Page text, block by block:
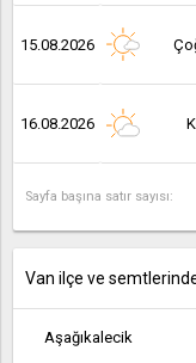
15.08.2026
16.08.2026
Sayfa başına satır sayısı:
Van ilçe ve
Aşağıkalecik